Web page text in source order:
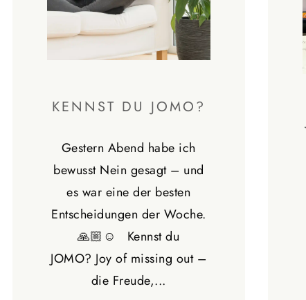
KENNST DU JOMO?
Gestern Abend habe ich
bewusst Nein gesagt – und
es war eine der besten
Entscheidungen der Woche.
🙏🏼☺️ Kennst du
JOMO? Joy of missing out –
die Freude,...